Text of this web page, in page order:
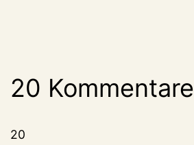
20 Kommentare
20